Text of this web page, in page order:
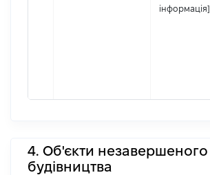
інформація]
4. Об'єкти незавершеного
будівництва